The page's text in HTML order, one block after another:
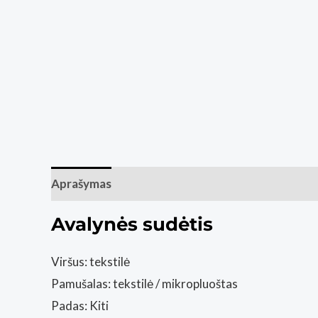
Aprašymas
Avalynės sudėtis
Viršus: tekstilė
Pamušalas: tekstilė / mikropluoštas
Padas: Kiti